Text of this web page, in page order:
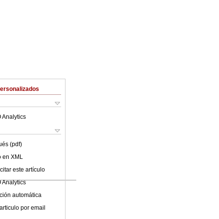
Analytics
(pdf)
en XML
este artículo
Analytics
automática
por email